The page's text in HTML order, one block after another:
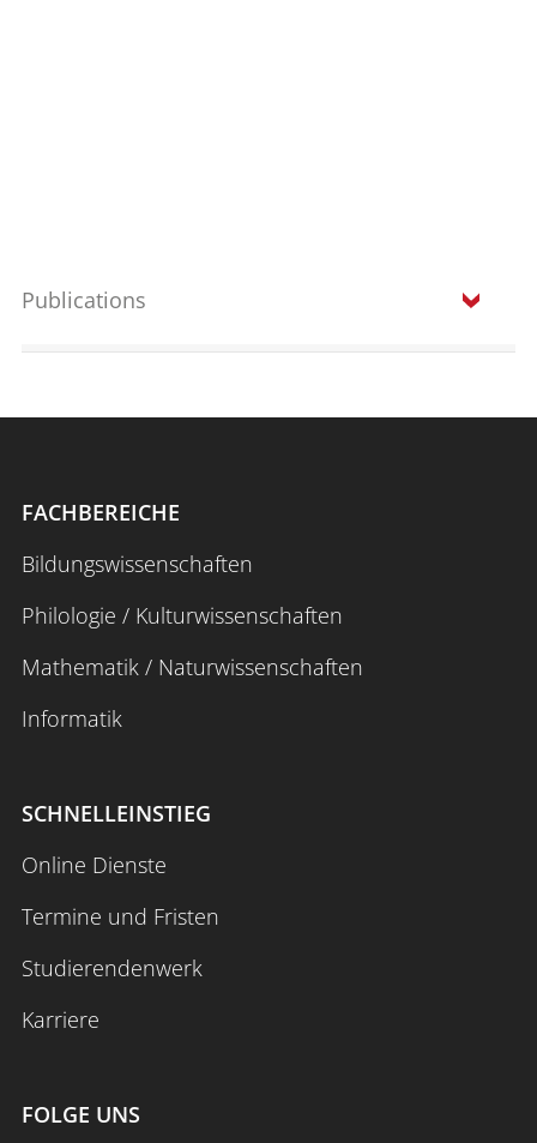
Publications
FACHBEREICHE
Bildungswissenschaften
Philologie / Kulturwissenschaften
Mathematik / Naturwissenschaften
Informatik
SCHNELLEINSTIEG
Online Dienste
Termine und Fristen
Studierendenwerk
Karriere
FOLGE UNS